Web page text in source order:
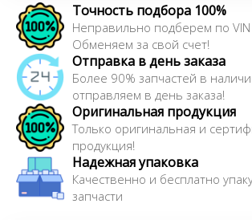
несмотря на то, что тормозные колодки
тормозят, они достаточно жесткие и по
некоторых водителей, могут чуть
других брендов, "съедать" тормозные
"пылят". Отличные отзывы заслужили
LPR(тормозные и сцепления) - четкая
ресурс. Автолюбители и мастера
шрусы LPR, а также помпы. Вся
заслуживает внимания за
хорошее качество.
Точность подбора 100%
Неправильно подберем по VIN
Обменяем за свой счет!
Отправка в день заказа
Более 90% запчастей в
отправляем в день заказа!
Оригинальная продукция
Только оригинальная и
продукция!
Надежная упаковка
Качественно и бесплатно
запчасти